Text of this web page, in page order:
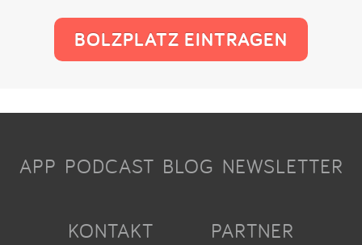
BOLZPLATZ EINTRAGEN
APP PODCAST BLOG NEWSLETTER
KONTAKT PARTNER